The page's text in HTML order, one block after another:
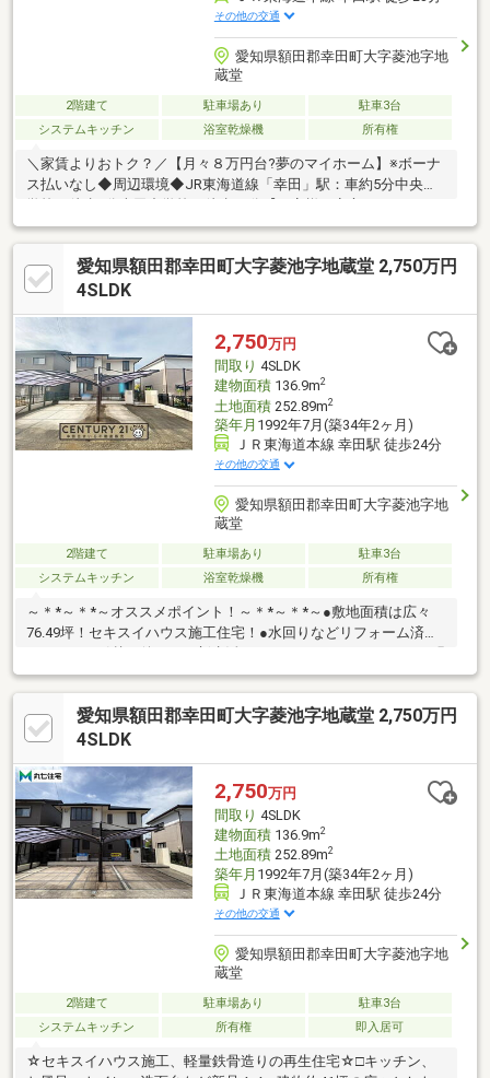
その他の交通
愛知県額田郡幸田町大字菱池字地
蔵堂
2階建て 駐車場あり
駐車3台
システムキッチン
浴室乾燥機 所有権
＼家賃よりおトク？／【月々８万円台?夢のマイホーム】※ボーナ
ス払いなし◆周辺環境◆JR東海道線「幸田」駅：車約5分中央小
学校：徒歩9分幸田中学校：徒歩13分【お客様に安心して頂くた
めのお約束】〇お取引の流れを、事前に明確にお伝えします。〇
お取引に伴う費用を、事前に明確にお伝えします。〇お取引物件
の、メリット・デメリットを正確にお伝えします。〇最大の安心
感をご提供する為に、物件、サービス、企業の透明性を追求いた
バイザー」に勤続年数が短い方、頭金、その他のご相談などお気
軽にお申し付け下さい。 ※告知事項有
愛知県額田郡幸田町大字菱池字地蔵堂 2,750万円
4SLDK
2,750万円
間取り 4SLDK
建物面積136.9m2
土地面積252.89m2
築年月 1992年7月(築34年2ヶ月)
ＪＲ東海道本線 幸田駅 徒歩24分
その他の交通
愛知県額田郡幸田町大字菱池字地
蔵堂
2階建て 駐車場あり
駐車3台
システムキッチン
浴室乾燥機 所有権
～＊*～＊*～オススメポイント！～＊*～＊*～●敷地面積は広々
76.49坪！セキスイハウス施工住宅！●水回りなどリフォーム済み
るい空間でご家族がゆったりと過ごすことができます！●リビン
グに隣接した和室は家事やお子様の遊びスペースとしても利用で
きます！●各居室収納付きでお部屋がスッキリ片付きます！●駐車
並列3台可能（車種による）！●シロアリ点検済みでより安心！
圏内にあり便利な立地！■国道248号線に近くお車でのご移動に便
利！お気軽にお問合わせください！
愛知県額田郡幸田町大字菱池字地蔵堂 2,750万円
4SLDK
2,750万円
間取り 4SLDK
建物面積136.9m2
土地面積252.89m2
築年月 1992年7月(築34年2ヶ月)
ＪＲ東海道本線 幸田駅 徒歩24分
その他の交通
愛知県額田郡幸田町大字菱池字地
蔵堂
2階建て 駐車場あり
駐車3台
システムキッチン
所有権 即入居可
☆セキスイハウス施工、軽量鉄骨造りの再生住宅☆□キッチン、